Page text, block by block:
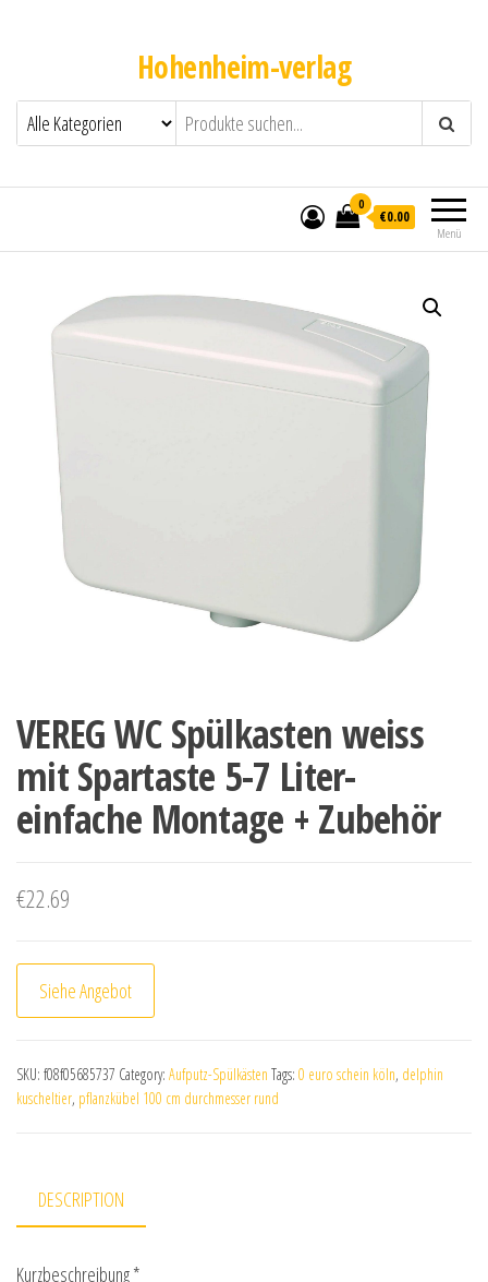
Hohenheim-verlag
Menü
0
€0.00
VEREG WC Spülkasten weiss
mit Spartaste 5-7 Liter-
einfache Montage + Zubehör
€22.69
Siehe Angebot
SKU: f08f05685737 Category: Aufputz-Spülkästen Tags: 0 euro schein köln, delphin
kuscheltier, pflanzkübel 100 cm durchmesser rund
DESCRIPTION
Kurzbeschreibung *